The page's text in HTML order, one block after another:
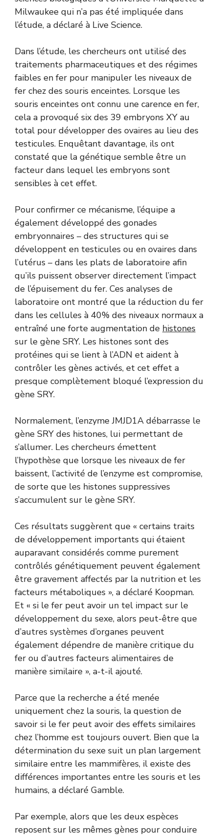
Milwaukee qui n’a pas été impliquée dans
l’étude, a déclaré à Live Science.
Dans l’étude, les chercheurs ont utilisé des
traitements pharmaceutiques et des régimes
faibles en fer pour manipuler les niveaux de
fer chez des souris enceintes. Lorsque les
souris enceintes ont connu une carence en fer,
cela a provoqué six des 39 embryons XY au
total pour développer des ovaires au lieu des
testicules. Enquêtant davantage, ils ont
constaté que la génétique semble être un
facteur dans lequel les embryons sont
sensibles à cet effet.
Pour confirmer ce mécanisme, l’équipe a
également développé des gonades
embryonnaires – des structures qui se
développent en testicules ou en ovaires dans
l’utérus – dans les plats de laboratoire afin
qu’ils puissent observer directement l’impact
de l’épuisement du fer. Ces analyses de
laboratoire ont montré que la réduction du fer
dans les cellules à 40% des niveaux normaux a
entraîné une forte augmentation de histones
sur le gène SRY. Les histones sont des
protéines qui se lient à l’ADN et aident à
contrôler les gènes activés, et cet effet a
presque complètement bloqué l’expression du
gène SRY.
Normalement, l’enzyme JMJD1A débarrasse le
gène SRY des histones, lui permettant de
s’allumer. Les chercheurs émettent
l’hypothèse que lorsque les niveaux de fer
baissent, l’activité de l’enzyme est compromise,
de sorte que les histones suppressives
s’accumulent sur le gène SRY.
Ces résultats suggèrent que « certains traits
de développement importants qui étaient
auparavant considérés comme purement
contrôlés génétiquement peuvent également
être gravement affectés par la nutrition et les
facteurs métaboliques », a déclaré Koopman.
Et « si le fer peut avoir un tel impact sur le
développement du sexe, alors peut-être que
d’autres systèmes d’organes peuvent
également dépendre de manière critique du
fer ou d’autres facteurs alimentaires de
manière similaire », a-t-il ajouté.
Parce que la recherche a été menée
uniquement chez la souris, la question de
savoir si le fer peut avoir des effets similaires
chez l’homme est toujours ouvert. Bien que la
détermination du sexe suit un plan largement
similaire entre les mammifères, il existe des
différences importantes entre les souris et les
humains, a déclaré Gamble.
Par exemple, alors que les deux espèces
reposent sur les mêmes gènes pour conduire